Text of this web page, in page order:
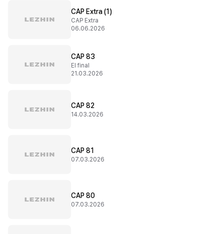
CAP Extra (1)
CAP Extra
06.06.2026
CAP 83
El final
21.03.2026
CAP 82
14.03.2026
CAP 81
07.03.2026
CAP 80
07.03.2026